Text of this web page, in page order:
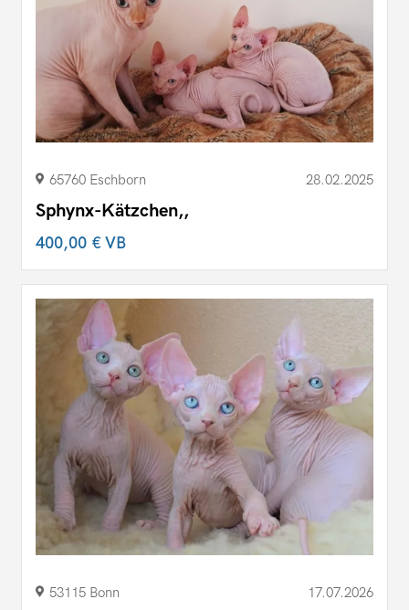
65760 Eschborn 28.02.2025
Sphynx-Kätzchen,,
400,00 €VB
53115 Bonn 17.07.2026